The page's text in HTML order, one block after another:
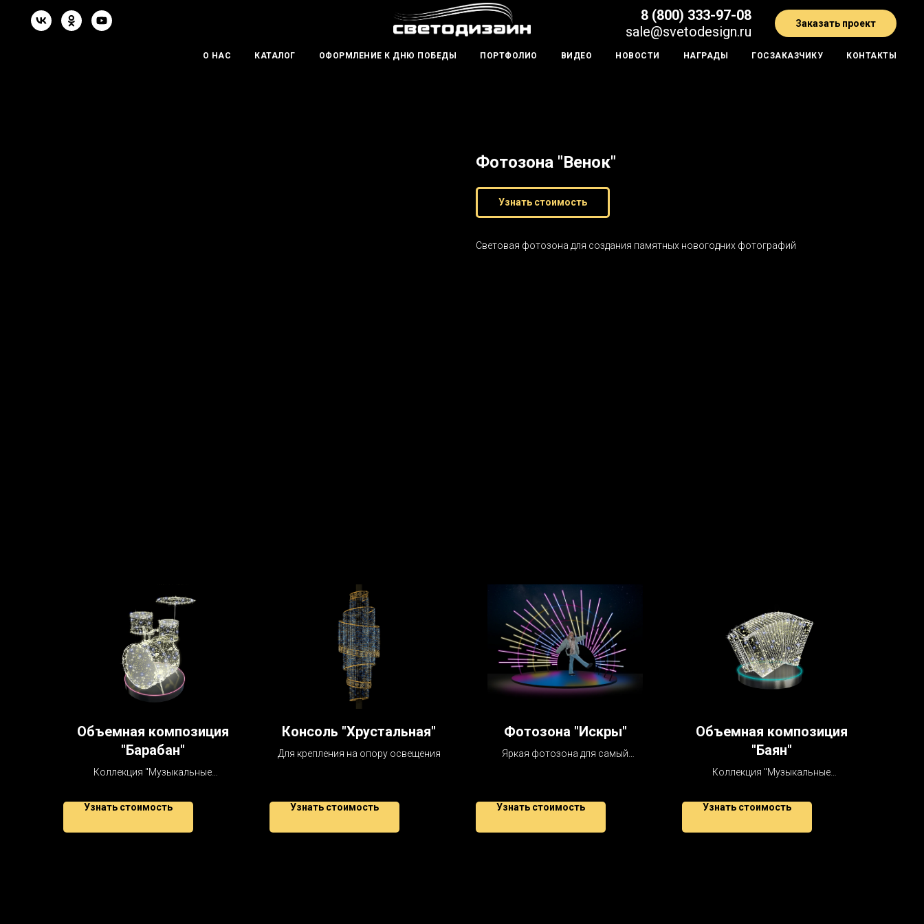
8 (800) 333-97-08
sale@svetodesign.ru
Заказать проект
О НАС КАТАЛОГ ОФОРМЛЕНИЕ К ДНЮ ПОБЕДЫ ПОРТФОЛИО ВИДЕО НОВОСТИ НАГРАДЫ ГОСЗАКАЗЧИКУ КОНТАКТЫ
Фотозона "Венок"
Узнать стоимость
Световая фотозона для создания памятных новогодних фотографий
Объемная композиция
"Барабан"
Коллекция "Музыкальные
Узнать стоимость
Консоль "Хрустальная"
Для крепления на опору освещения
Узнать стоимость
Фотозона "Искры"
Яркая фотозона для самый
Узнать стоимость
Объемная композиция
"Баян"
Коллекция "Музыкальные
Узнать стоимость